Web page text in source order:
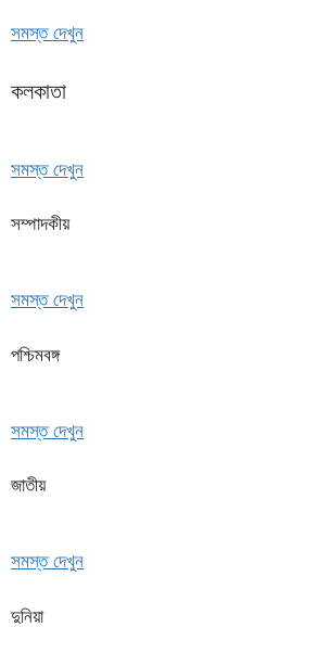
সমস্ত দেখুন
কলকাতা
সমস্ত দেখুন
সম্পাদকীয়
সমস্ত দেখুন
পশ্চিমবঙ্গ
সমস্ত দেখুন
জাতীয়
সমস্ত দেখুন
দুনিয়া